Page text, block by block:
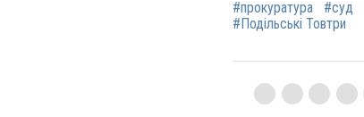
#прокуратура #суд
#Подільські Товтри